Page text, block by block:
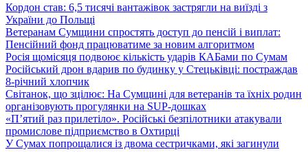
Кордон став: 6,5 тисячі вантажівок застрягли на виїзді з
України до Польщі
Ветеранам Сумщини спростять доступ до пенсій і виплат:
Пенсійний фонд працюватиме за новим алгоритмом
Росія щомісяця подвоює кількість ударів КАБами по Сумам
Російський дрон вдарив по будинку у Стецьківці: постраждав
8-річний хлопчик
Світанок, що зцілює: На Сумщині для ветеранів та їхніх родин
організовують прогулянки на SUP-дошках
«П’ятий раз прилетіло». Російські безпілотники атакували
промислове підприємство в Охтирці
У Сумах попрощалися із двома сестричками, які загинули